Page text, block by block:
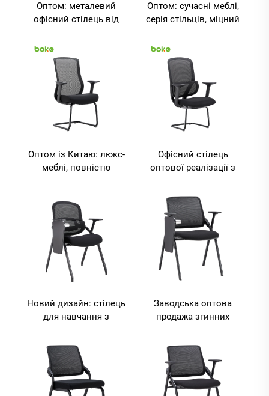
Оптом: металевий
офісний стілець від
керівницький стілець
із L-подібними
ніжками та сітчастим
сидінням
Оптом: сучасні меблі,
серія стільців, міцний
фіксованими
підлокітниками, L-
подібними ніжками та
сітчастим сидінням
для керівників
Оптом із Китаю: люкс-
меблі, повністю
стілець та
комп’ютерний стілець
із L-подібними
ніжками
Офісний стілець
оптової реалізації з
тканини, з вигнутими
ніжками та зеленою
поролоновою
оббивкою, у
сучасному стилі
Новий дизайн: стілець
для навчання з
частини спини,
комфортною
підтримкою попереку,
функцією складання
Заводська оптова
продажа згинних
конференційної
кімнати мережевих
офісних
накопичувальних